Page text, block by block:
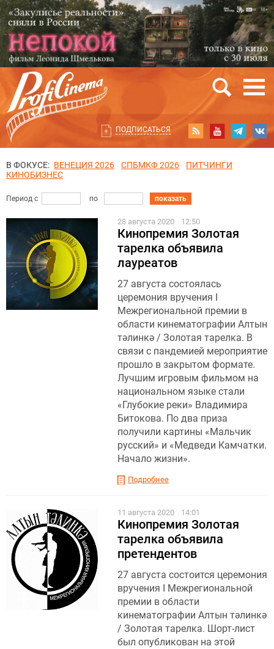
ПОДПИСАТЬСЯ
В ФОКУСЕ: ВЕНЕЦИЯ 2026 СПБМКФ 2026
ПИТЧИНГИ
КИНОБИЗНЕС
Период с по показать
28 августа 2020 12:50
Кинопремия Золотая
тарелка объявила
лауреатов
27 августа состоялась
церемония вручения I
Межрегиональной премии в
области кинематографии Алтын
тәлинкә / Золотая тарелка. В
связи с пандемией мероприятие
прошло в закрытом формате.
Лучшим игровым фильмом на
национальном языке стали
«Глубокие реки» Владимира
Битокова. По два приза
получили картины «Мальчик
русский» и «Медведи Камчатки.
Начало жизни».
Подробнее
11 августа 2020 14:01
Кинопремия Золотая
тарелка объявила
претендентов
27 августа состоится церемония
вручения I Межрегиональной
премии в области
кинематографии Алтын тәлинкә
/ Золотая тарелка. Шорт-лист
был опубликован на этой